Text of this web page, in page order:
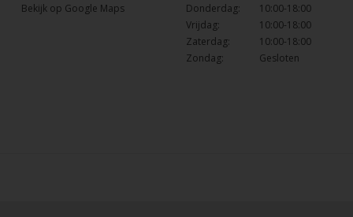
Bekijk op Google Maps
Donderdag:
10:00-18:00
Vrijdag:
10:00-18:00
Zaterdag:
10:00-18:00
Zondag:
Gesloten